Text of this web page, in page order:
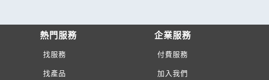
熱門服務
找服務
找產品
企業服務
付費服務
加入我們